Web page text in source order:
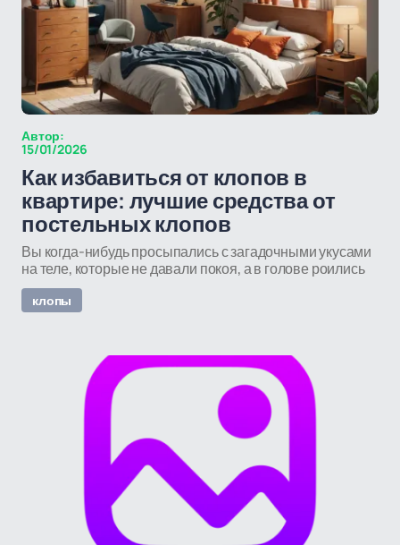
Автор:
15/01/2026
Как избавиться от клопов в
квартире: лучшие средства от
постельных клопов
Вы когда-нибудь просыпались с загадочными укусами
на теле, которые не давали покоя, а в голове роились
клопы